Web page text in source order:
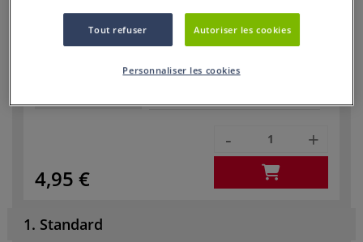
Format
10 cm x 10 cm
Poids en g/m²
4,95 €
- +
1. Standard
Tout refuser Autoriser les cookies
Personnaliser les cookies